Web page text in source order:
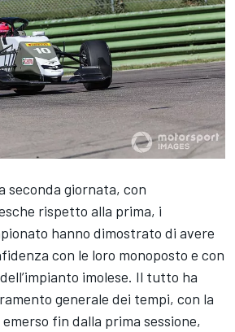
seconda giornata, con
rispetto alla prima, i
hanno dimostrato di avere
con le loro monoposto e con
imolese. Il tutto ha
generale dei tempi, con la
fin dalla prima sessione,